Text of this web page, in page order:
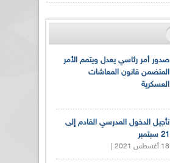
صدور أمر رئاسي يعدل ويتمم الأمر
المتضمن قانون المعاشات
العسكرية
تأجيل الدخول المدرسي القادم إلى
21 سبتمبر
18 أغسطس 2021 |